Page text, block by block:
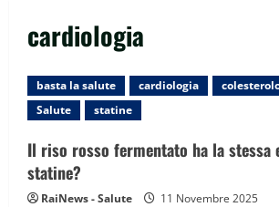
cardiologia
basta la salute cardiologia
Salute
statine
Il riso rosso fermentato ha la stessa
statine?
RaiNews - Salute 11 Novembre 2025